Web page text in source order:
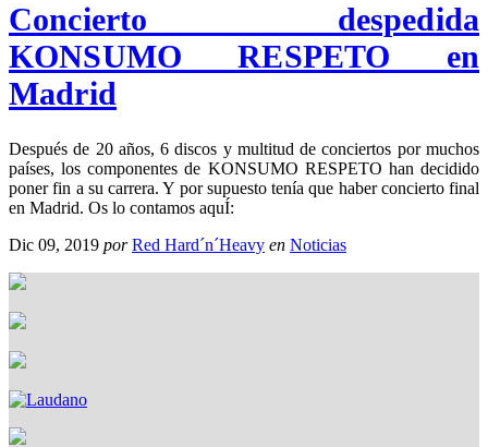
Concierto despedida
KONSUMO RESPETO en
Madrid
Después de 20 años, 6 discos y multitud de conciertos por muchos
países, los componentes de KONSUMO RESPETO han decidido
poner fin a su carrera. Y por supuesto tenía que haber concierto final
en Madrid. Os lo contamos aquÍ:
Dic 09, 2019 por Red Hard´n´Heavy en Noticias